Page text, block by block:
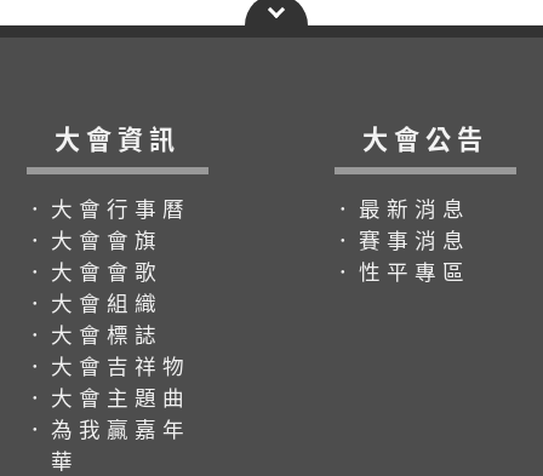
大會資訊
．大會行事曆
．大會會旗
．大會會歌
．大會組織
．大會標誌
．大會吉祥物
．大會主題曲
．為我贏嘉年
華
大會公告
．最新消息
．賽事消息
．性平專區